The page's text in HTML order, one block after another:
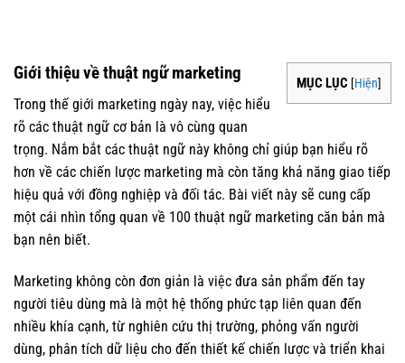
MỤC LỤC [Hiện]
Giới thiệu về thuật ngữ marketing
Trong thế giới marketing ngày nay, việc hiểu
rõ các thuật ngữ cơ bản là vô cùng quan
trọng. Nắm bắt các thuật ngữ này không chỉ giúp bạn hiểu rõ
hơn về các chiến lược marketing mà còn tăng khả năng giao tiếp
hiệu quả với đồng nghiệp và đối tác. Bài viết này sẽ cung cấp
một cái nhìn tổng quan về 100 thuật ngữ marketing căn bản mà
bạn nên biết.
Marketing không còn đơn giản là việc đưa sản phẩm đến tay
người tiêu dùng mà là một hệ thống phức tạp liên quan đến
nhiều khía cạnh, từ nghiên cứu thị trường, phỏng vấn người
dùng, phân tích dữ liệu cho đến thiết kế chiến lược và triển khai